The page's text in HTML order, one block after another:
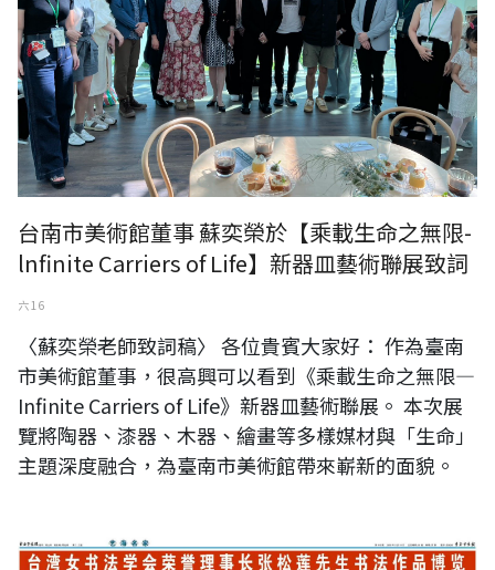
台南市美術館董事 蘇奕榮於【乘載生命之無限-
lnfinite Carriers of Life】新器皿藝術聯展致詞
六 16
〈蘇奕榮老師致詞稿〉 各位貴賓大家好： 作為臺南
市美術館董事，很高興可以看到《乘載生命之無限—
Infinite Carriers of Life》新器皿藝術聯展。 本次展
覽將陶器、漆器、木器、繪畫等多樣媒材與「生命」
主題深度融合，為臺南市美術館帶來嶄新的面貌。
台灣女書法學會榮譽理事長張松蓮先生書法作品博覽